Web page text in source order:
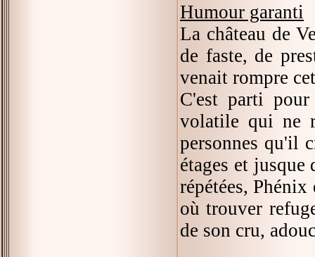
Humour garanti
La château de
de faste, de
venait rompre
C'est parti
volatile qui ne
personnes qu'il
étages et jusque
répétées,
où trouver
de son cru,